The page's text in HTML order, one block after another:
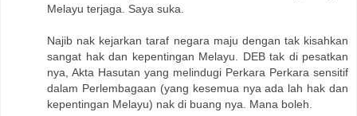
Melayu terjaga. Saya suka.
Najib nak kejarkan taraf negara maju dengan tak kisahkan
sangat hak dan kepentingan Melayu. DEB tak di pesatkan
nya, Akta Hasutan yang melindugi Perkara Perkara sensitif
dalam Perlembagaan (yang kesemua nya ada lah hak dan
kepentingan Melayu) nak di buang nya. Mana boleh.